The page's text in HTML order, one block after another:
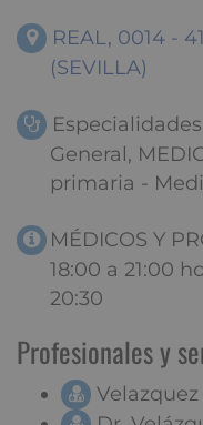
REAL, 0014 -
(SEVILLA)
General,
primaria -
MÉDICOS Y
18:00 a 21:00
20:30
Profesionales y